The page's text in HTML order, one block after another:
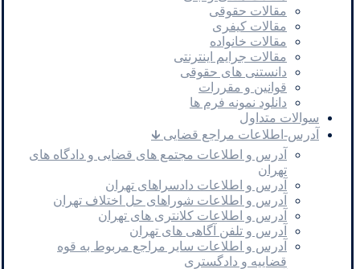
مقالات حقوقی
مقالات کیفری
مقالات خانواده
مقالات جرایم اینترنتی
دانستنی های حقوقی
قوانین و مقررات
دانلود نمونه فرم ها
سوالات متداول
آدرس-اطلاعات مراجع قضایی 🡳
آدرس و اطلاعات مجتمع های قضایی و دادگاه های
تهران
آدرس و اطلاعات دادسراهای تهران
آدرس و اطلاعات شوراهای حل اختلاف تهران
آدرس و اطلاعات کلانتری های تهران
آدرس و تلفن آگاهی های تهران
آدرس و اطلاعات سایر مراجع مربوط به قوه
قضاییه و دادگستری